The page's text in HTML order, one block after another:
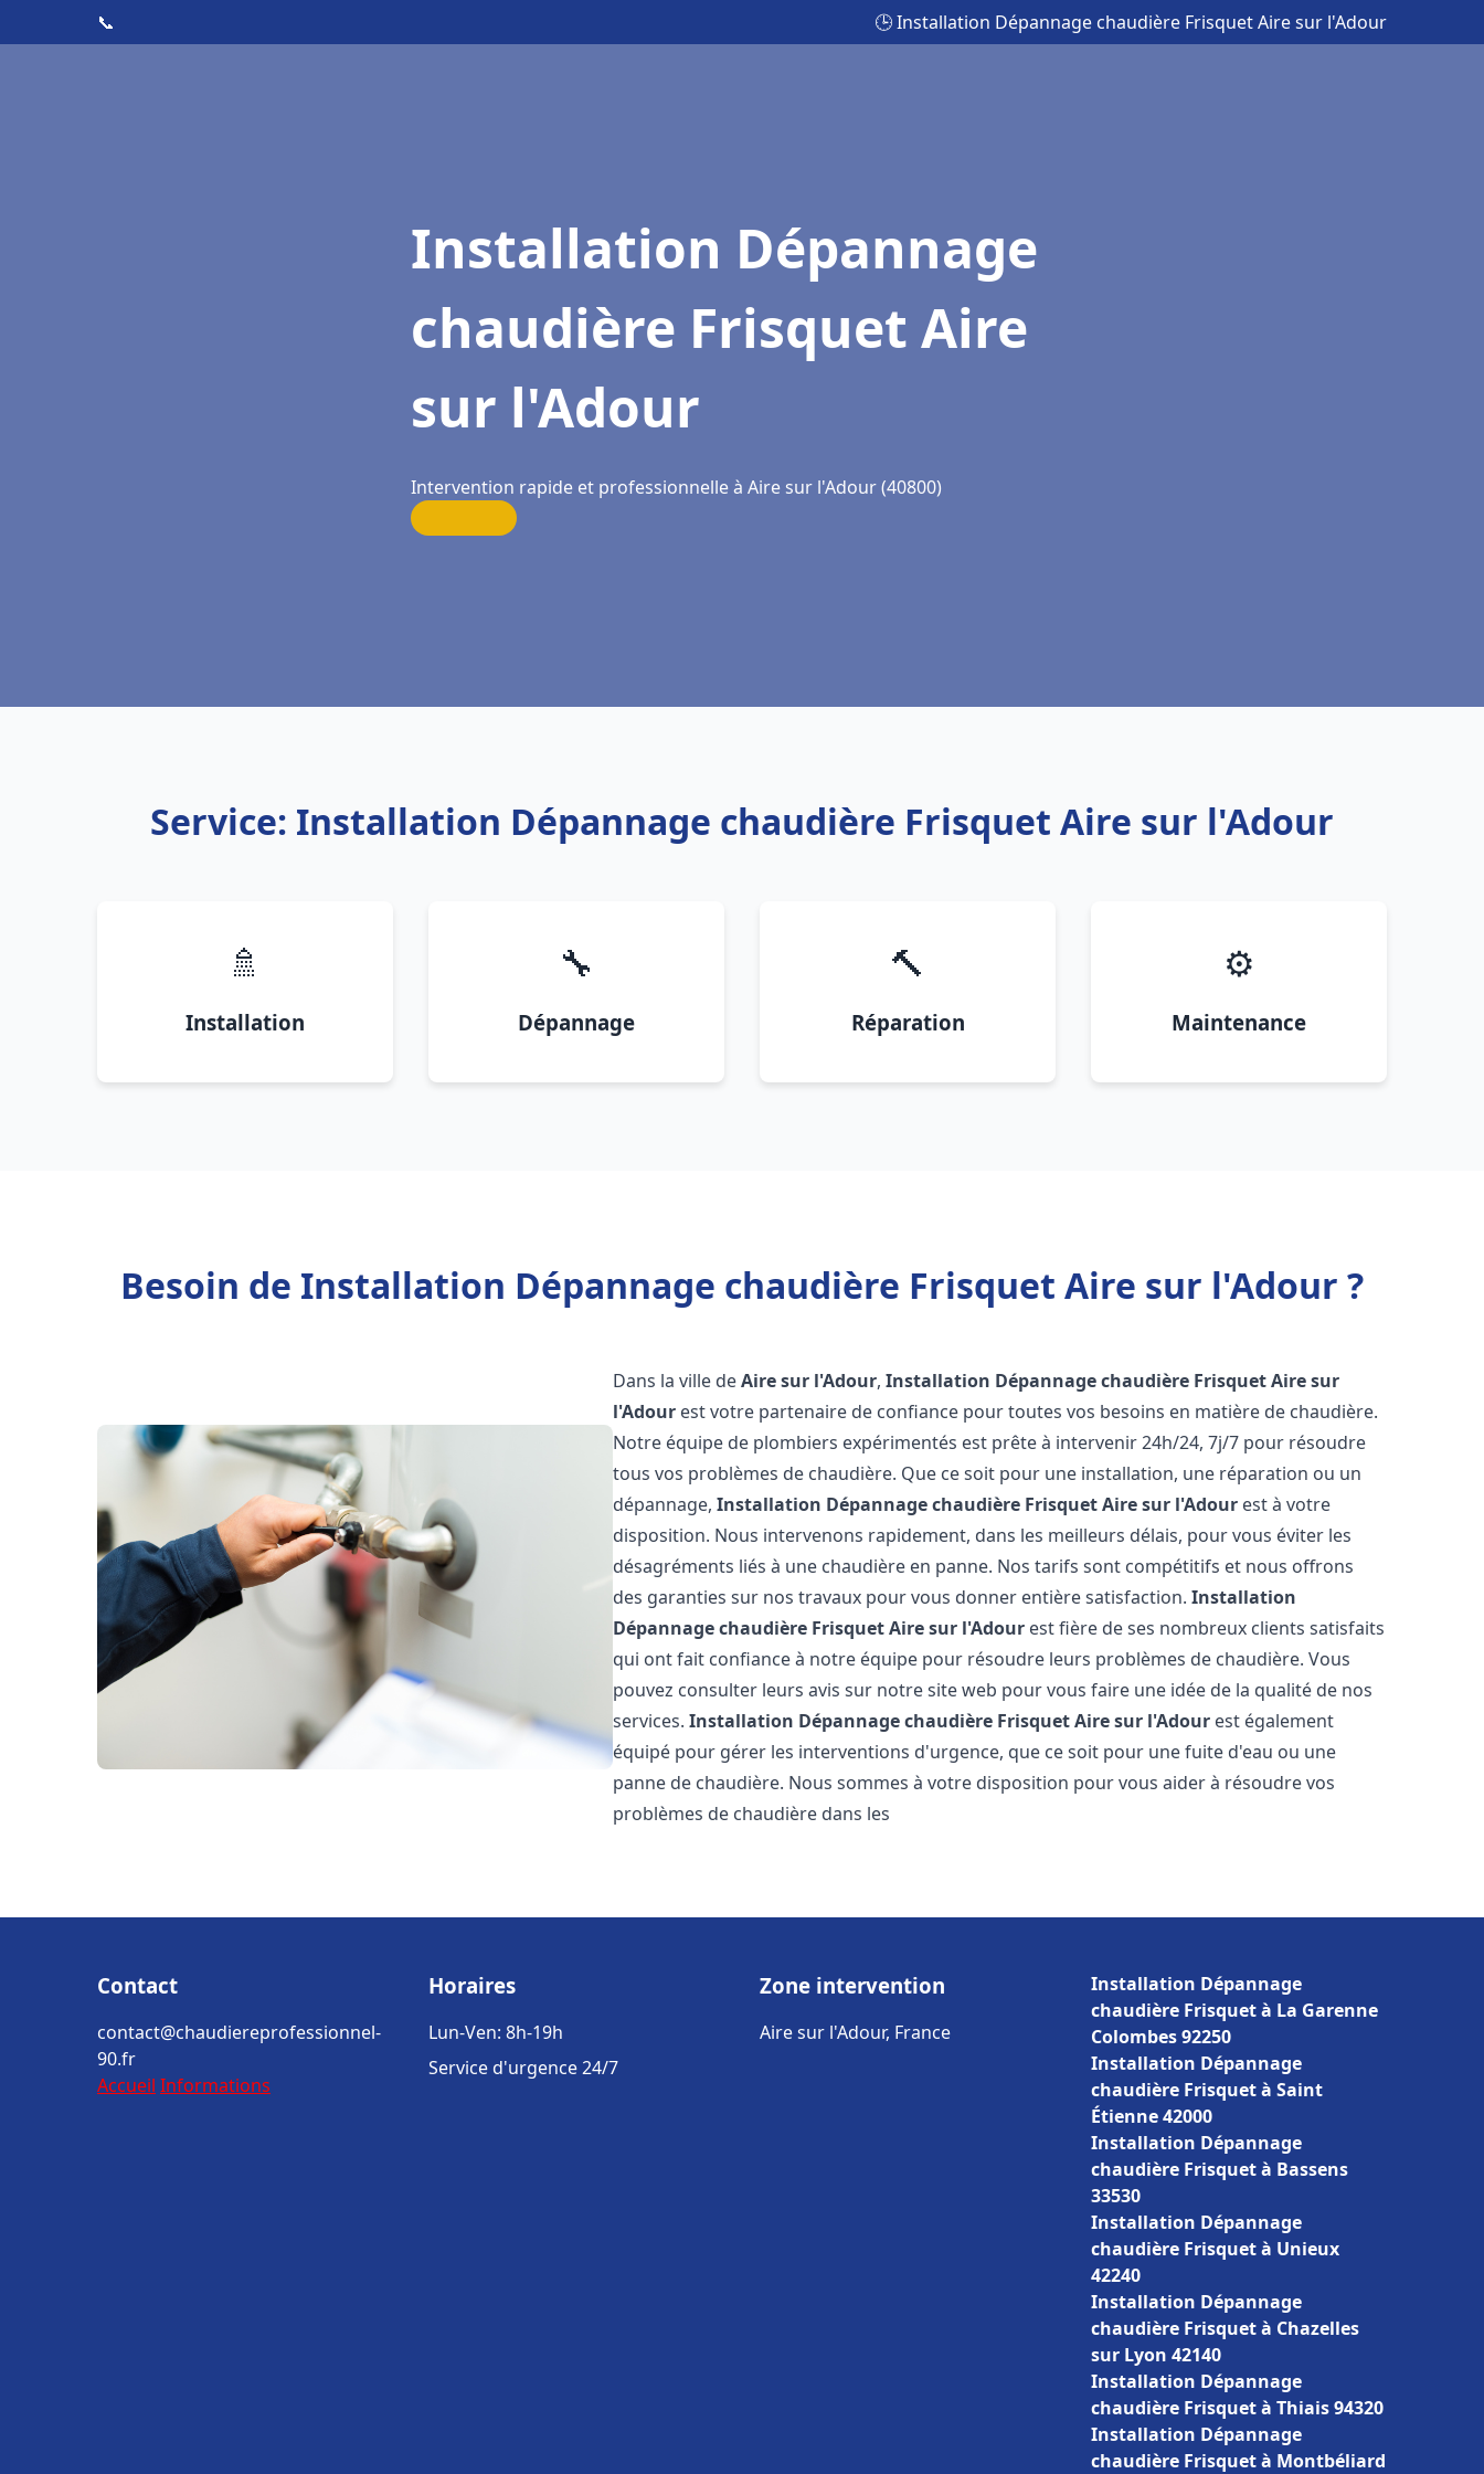
📞 🕒 Installation Dépannage chaudière Frisquet Aire sur l'Adour
Installation Dépannage
chaudière Frisquet Aire
sur l'Adour
Intervention rapide et professionnelle à Aire sur l'Adour (40800)
Service: Installation Dépannage chaudière Frisquet Aire sur l'Adour
🚿
Installation
🔧
Dépannage
🔨
Réparation
⚙️
Maintenance
Besoin de Installation Dépannage chaudière Frisquet Aire sur l'Adour ?
Dans la ville deAire sur l'Adour,Installation Dépannage chaudière FrisquetAire sur
l'Adour est votre partenaire de confiance pour toutes vos besoins en matière de chaudière.
Notre équipe de plombiers expérimentés est prête à intervenir 24h/24, 7j/7 pour résoudre
tous vos problèmes de chaudière. Que ce soit pour une installation, une réparation ou un
dépannage,Installation Dépannage chaudière FrisquetAire sur l'Adour est à votre
disposition. Nous intervenons rapidement, dans les meilleurs délais, pour vous éviter les
désagréments liés à une chaudière en panne. Nos tarifs sont compétitifs et nous offrons
des garanties sur nos travaux pour vous donner entière satisfaction.Installation
Dépannage chaudière FrisquetAire sur l'Adour est fière de ses nombreux clients satisfaits
qui ont fait confiance à notre équipe pour résoudre leurs problèmes de chaudière. Vous
pouvez consulter leurs avis sur notre site web pour vous faire une idée de la qualité de nos
services.Installation Dépannage chaudière FrisquetAire sur l'Adour est également
équipé pour gérer les interventions d'urgence, que ce soit pour une fuite d'eau ou une
panne de chaudière. Nous sommes à votre disposition pour vous aider à résoudre vos
problèmes de chaudière dans les
Contact
contact@chaudiereprofessionnel-
90.fr
Accueil Informations
Horaires
Lun-Ven: 8h-19h
Service d'urgence 24/7
Zone intervention
Aire sur l'Adour, France
Installation Dépannage
chaudière Frisquet à La Garenne
Colombes 92250
Installation Dépannage
chaudière Frisquet à Saint
Étienne 42000
Installation Dépannage
chaudière Frisquet à Bassens
33530
Installation Dépannage
chaudière Frisquet à Unieux
42240
Installation Dépannage
chaudière Frisquet à Chazelles
sur Lyon 42140
Installation Dépannage
chaudière Frisquet à Thiais 94320
Installation Dépannage
chaudière Frisquet à Montbéliard